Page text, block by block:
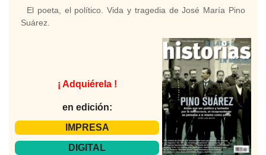
El poeta, el político. Vida y tragedia de José María Pino
Suárez.
¡ Adquiérela !
en edición:
IMPRESA
DIGITAL